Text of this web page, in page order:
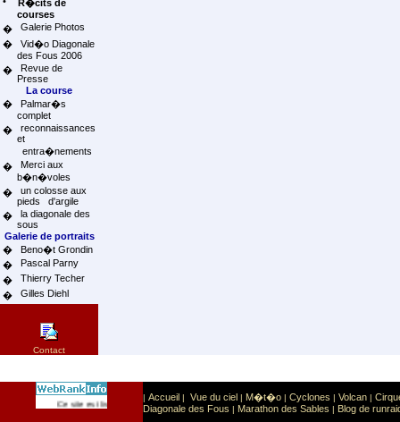
R�cits de
courses
�
Galerie Photos
�
Vid�o Diagonale
des Fous 2006
�
Revue de
Presse
La course
�
Palmar�s
complet
�
reconnaissances
et
entra�nements
�
Merci aux
b�n�voles
�
un colosse aux
pieds d'argile
�
la diagonale des
sous
Galerie de portraits
�
Beno�t Grondin
�
Pascal Parny
�
Thierry Techer
�
Gilles Diehl
Contact
Ce site est list� dans la cat�gorie Sport: Sports extr�mes
| Accueil | Vue du ciel | M�t�o | Cyclones | Volcan |
Diagonale des Fous | Marathon des Sables | Blog de